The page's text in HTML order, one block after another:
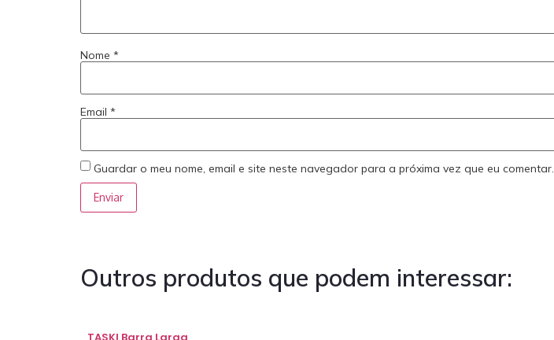
Nome *
Email *
Guardar o meu nome, email e site neste navegador para a próxima vez que eu comentar.
Outros produtos que podem interessar: